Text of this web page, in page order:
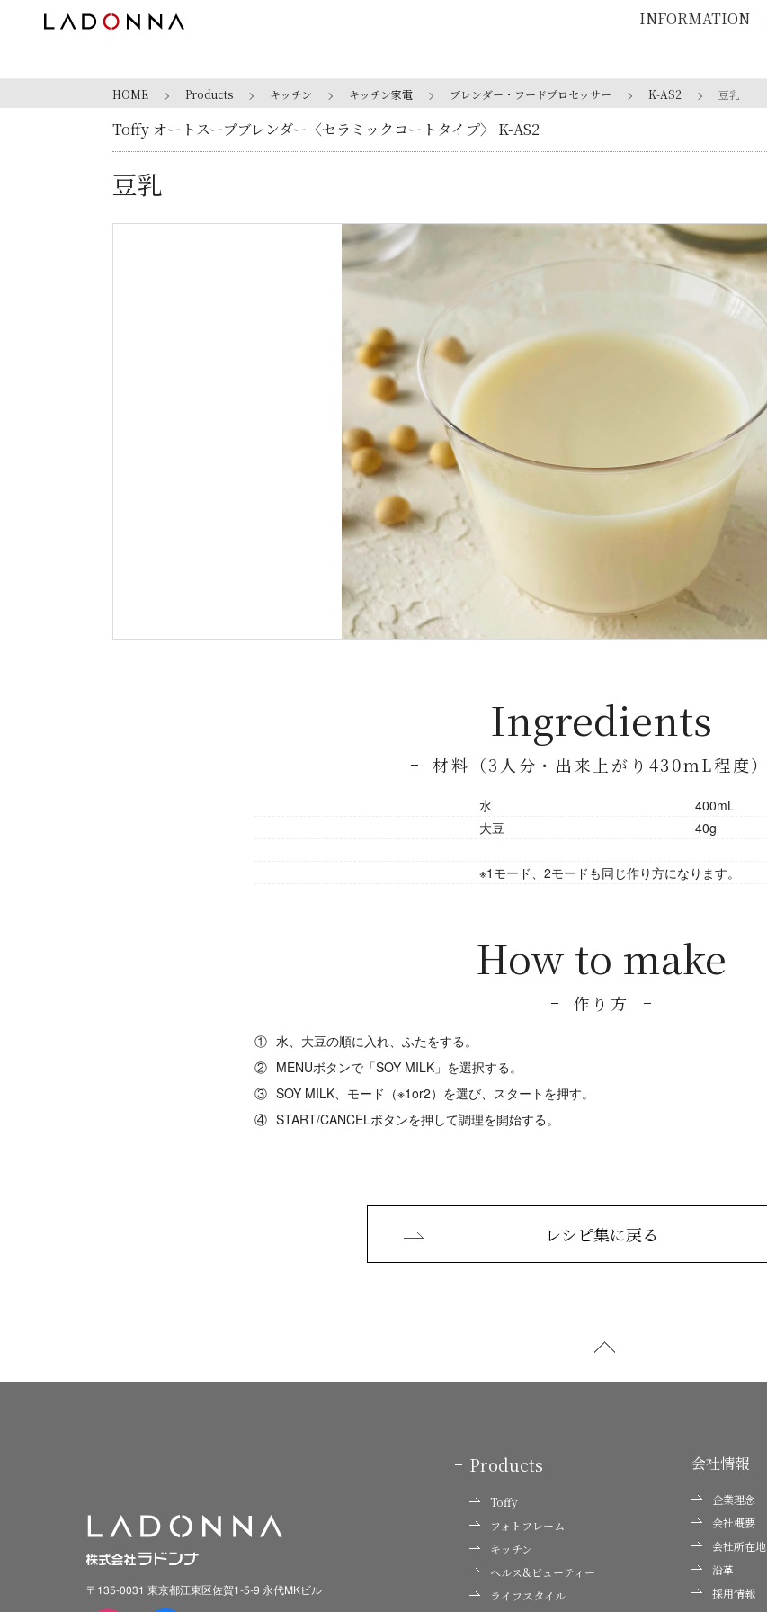
HOME Products キッチン キッチン家電 ブレンダー・フードプロセッサー K-AS2 豆乳
Toffy オートスープブレンダー〈セラミックコートタイプ〉 K-AS2
豆乳
Ingredients
材料（3人分・出来上がり430mL程度）
水
400mL
大豆
40g
※1モード、2モードも同じ作り方になります。
How to make
作り方
① 水、大豆の順に入れ、ふたをする。
② MENUボタンで「SOY MILK」を選択する。
③ SOY MILK、モード（※1or2）を選び、スタートを押す。
④ START/CANCELボタンを押して調理を開始する。
レシピ集に戻る
INFORMATION
〒135-0031 東京都江東区佐賀1-5-9 永代MKビル
Products
Toffy
フォトフレーム
キッチン
ヘルス&ビューティー
ライフスタイル
会社情報
企業理念
会社概要
会社所在地
沿革
採用情報